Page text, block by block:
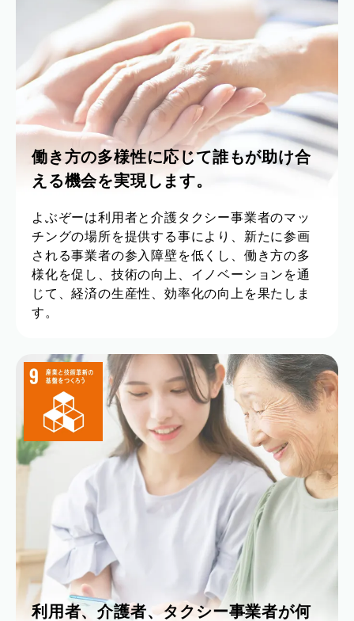
働き方の多様性に応じて誰もが助け合
える機会を実現します。
よぶぞーは利用者と介護タクシー事業者のマッ
チングの場所を提供する事により、新たに参画
される事業者の参入障壁を低くし、働き方の多
様化を促し、技術の向上、イノベーションを通
じて、経済の生産性、効率化の向上を果たしま
す。
利用者、介護者、タクシー事業者が何